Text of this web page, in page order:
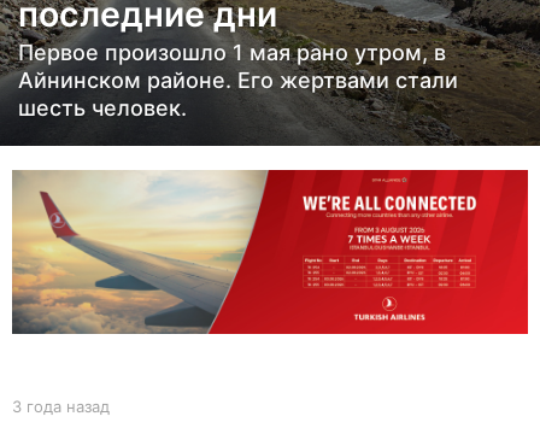
з
а
д
3
о
а
н
а
з
д
последние дни
Первое произошло 1 мая рано утром, в
Айнинском районе. Его жертвами стали
шесть человек.
b
3 года назад